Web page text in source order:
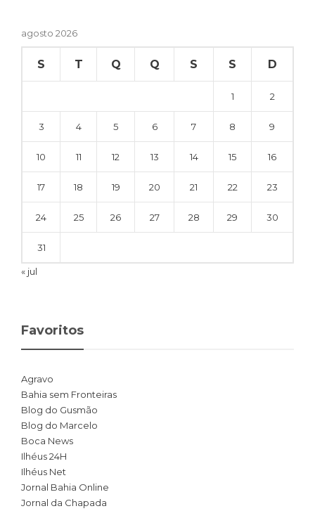
agosto 2026
S T Q Q S S D
1 2
3 4 5 6 7 8 9
10 11 12 13 14 15 16
17 18 19 20 21 22 23
24 25 26 27 28 29 30
31
« jul
Favoritos
Agravo
Bahia sem Fronteiras
Blog do Gusmão
Blog do Marcelo
Boca News
Ilhéus 24H
Ilhéus Net
Jornal Bahia Online
Jornal da Chapada